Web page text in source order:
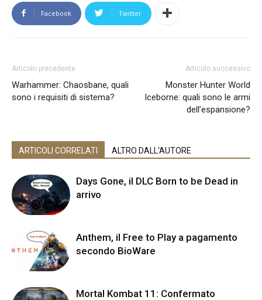
Facebook Twitter
Articolo precedente
Warhammer: Chaosbane, quali
sono i requisiti di sistema?
Articolo successivo
Monster Hunter World
Iceborne: quali sono le armi
dell’espansione?
ARTICOLI CORRELATI ALTRO DALL'AUTORE
Days Gone, il DLC Born to be Dead in
arrivo
Anthem, il Free to Play a pagamento
secondo BioWare
Mortal Kombat 11: Confermato